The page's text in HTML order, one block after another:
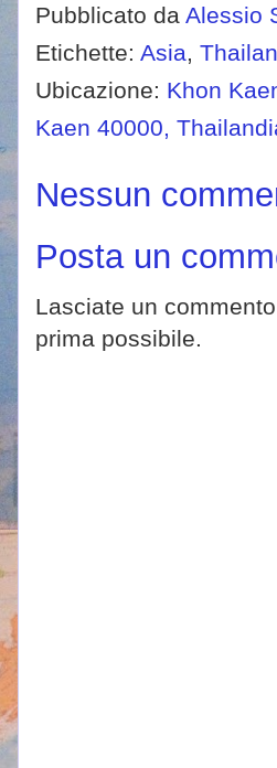
Pubblicato da Alessio
Etichette: Asia,
Ubicazione: Khon
Kaen 40000,
Nessun
Posta un
Lasciate un
prima possibile.